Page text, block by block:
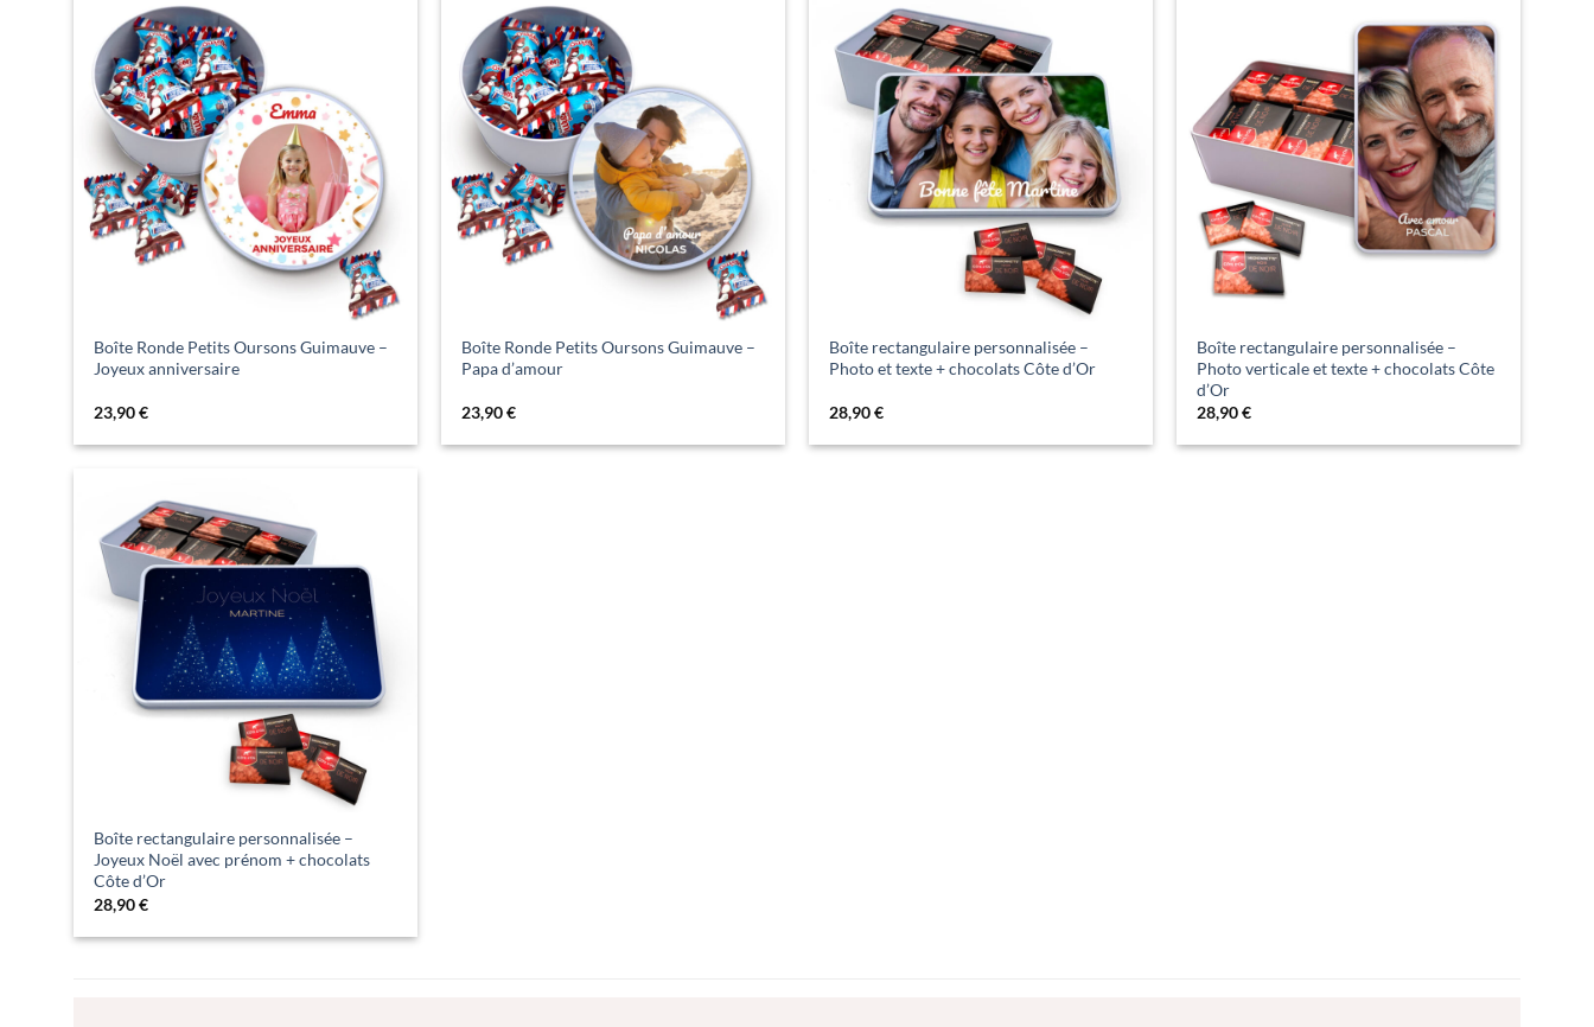
Boîte Ronde Petits Oursons Guimauve –
Joyeux anniversaire
23,90€
Boîte Ronde Petits Oursons Guimauve –
Papa d’amour
23,90€
Boîte rectangulaire personnalisée –
Photo et texte + chocolats Côte d’Or
28,90€
Boîte rectangulaire personnalisée –
Photo verticale et texte + chocolats Côte
d’Or
28,90€
Boîte rectangulaire personnalisée –
Joyeux Noël avec prénom + chocolats
Côte d’Or
28,90€